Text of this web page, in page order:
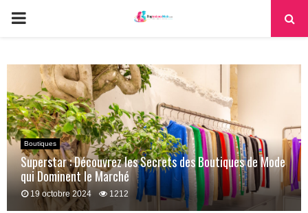
PRIMARY
Boutiques
Superstar : Découvrez les Secrets des Boutiques de Mode
qui Dominent le Marché
19 octobre 2024 1212